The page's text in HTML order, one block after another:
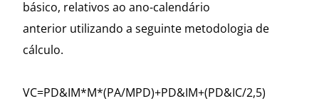
básico, relativos ao ano-calendário
anterior utilizando a seguinte metodologia de
cálculo.
VC=PD&IM*M*(PA/MPD)+PD&IM+(PD&IC/2,5)